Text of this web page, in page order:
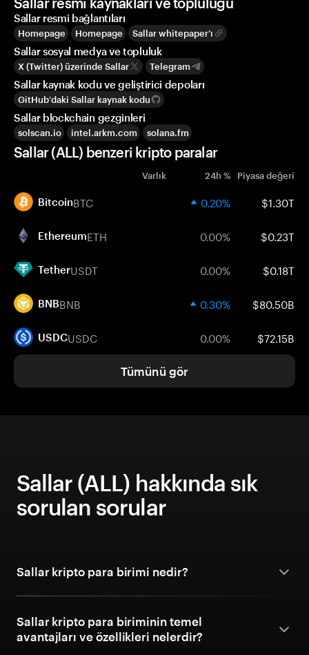
Sallar resmi bağlantıları
Homepage Homepage Sallar whitepaper’ı
Sallar sosyal medya ve topluluk
X (Twitter) üzerinde Sallar Telegram
Sallar kaynak kodu ve geliştirici depoları
GitHub’daki Sallar kaynak kodu
Sallar blockchain gezginleri
solscan.io intel.arkm.com solana.fm
Sallar (ALL) benzeri kripto paralar
Varlık 24h % Piyasa değeri
BitcoinBTC 0.20% $1.30T
EthereumETH 0.00% $0.23T
TetherUSDT 0.00% $0.18T
BNBBNB 0.30% $80.50B
USDCUSDC 0.00% $72.15B
Tümünü gör
Sallar (ALL) hakkında sık
sorulan sorular
Sallar kripto para birimi nedir?
Sallar kripto para biriminin temel
avantajları ve özellikleri nelerdir?